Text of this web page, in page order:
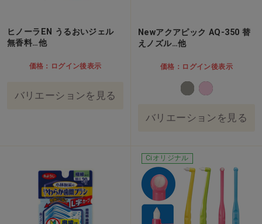
ヒノーラEN うるおいジェル
無香料…他
価格：ログイン後表示
バリエーションを見る
Newアクアピック AQ-350 替
えノズル…他
価格：ログイン後表示
バリエーションを見る
Ciオリジナル